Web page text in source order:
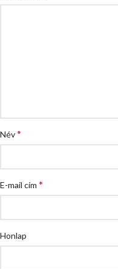
Név*
E-mail cím *
Honlap